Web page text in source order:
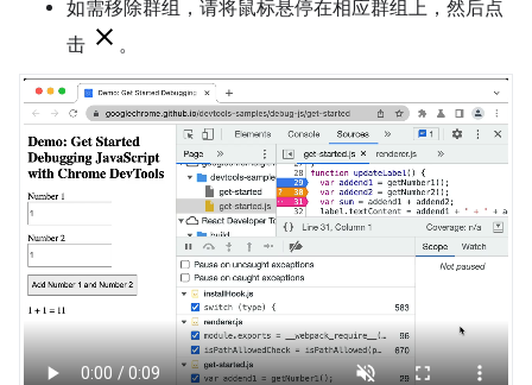
如需移除群组，请将鼠标悬停在相应群组上，然后点
击
。